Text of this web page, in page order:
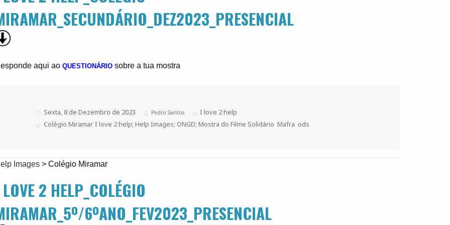
aqui ao QUESTIONÁRIO sobre a tua mostra
Publicado
Sexta, 8 de Dezembro de 2023 Autor
Pedro Santos Categorias
I love 2 help
Etiquetas
Colégio Miramar, I love 2 help; Help Images; ONGD; Mostra do Filme Solidário ,Mafra ods
Images> Colégio Miramar
2 HELP_COLÉGIO
6ºANO_FEV2023_PRESENCIAL